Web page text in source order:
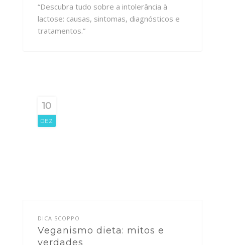
“Descubra tudo sobre a intolerância à
lactose: causas, sintomas, diagnósticos e
tratamentos.”
10
DEZ
DICA SCOPPO
Veganismo dieta: mitos e
verdades